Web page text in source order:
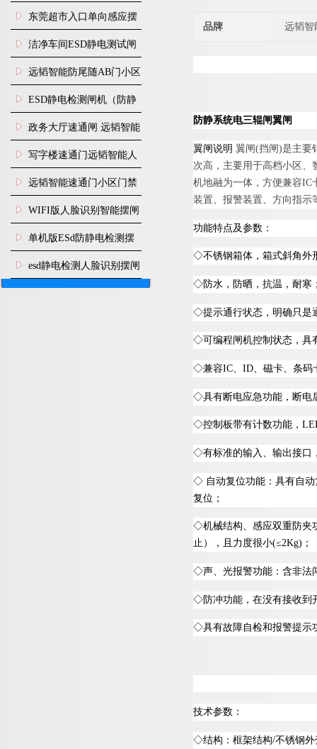
装
东莞超市入口单向感应摆
闸安装
洁净车间ESD静电测试闸
机
远韬智能防尾随AB门小区
门禁闸机安装
​ESD静电检测闸机（防静
电门禁通道系统）
政务大厅速通闸 远韬智能
防尾随静音速通门
写字楼速通门远韬智能人
脸识别快速通道闸
远韬智能速通门小区门禁
闸机食堂消费摆闸
WIFI版人脸识别智能摆闸
机
单机版ESd防静电检测摆
闸机
esd静电检测人脸识别摆闸
安装
品牌 远韬智
防静系统电三辊闸翼闸
翼闸说明 翼闸(挡闸)是主要
次高，主要用于高档小区、
机地融为一体，方便兼容IC
装置、报警装置、方向指示
功能特点及参数：
◇不锈钢箱体，箱式斜角外
◇防水 ，防晒，抗温，耐寒
◇提示通行状态，明确只是
◇可编程闸机控制状态，具
◇兼容IC ID 、磁卡、条
◇具有断电应急功能，断电
◇控制板带有计数功能 ， LE
◇有标准的输入、输出接口
◇ 自动复位功能：具有自
复位；
◇机械结构、感应双重防夹
止），且力度很小(≤2Kg) ；
◇声、光报警功能：含非法
◇防冲功能，在没有接收到
◇具有故障自检和报警提示
技术参数：
◇结构：框架结构/不锈钢外